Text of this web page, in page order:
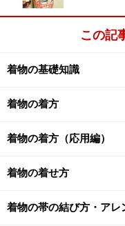
参照）、ひとくちに
って微妙に「色の深
あるものです。例え
「紅下染め」、関東
染め」が主流で、ど
そして関東はスッキ
られるようになって
いるようです。
この記
着物の基礎知識
着物の着方
着物の着方（応用編）
着物の着せ方
着物の帯の結び方・アレ